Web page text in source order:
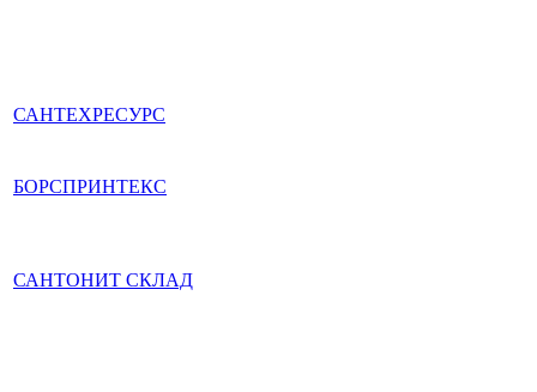
САНТЕХРЕСУРС
БОРСПРИНТЕКС
САНТОНИТ СКЛАД